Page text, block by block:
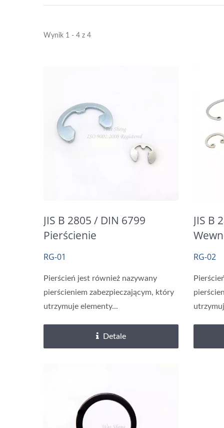
Wynik 1 - 4 z 4
JIS B 2805 / DIN 6799
Pierścienie
Zabezpieczające Typu E,
RG-01
Pierścień jest również nazywany
pierścieniem zabezpieczającym, który
utrzymuje elementy...
Detale
JIS B
RG-02
Mosiężne Wkładki